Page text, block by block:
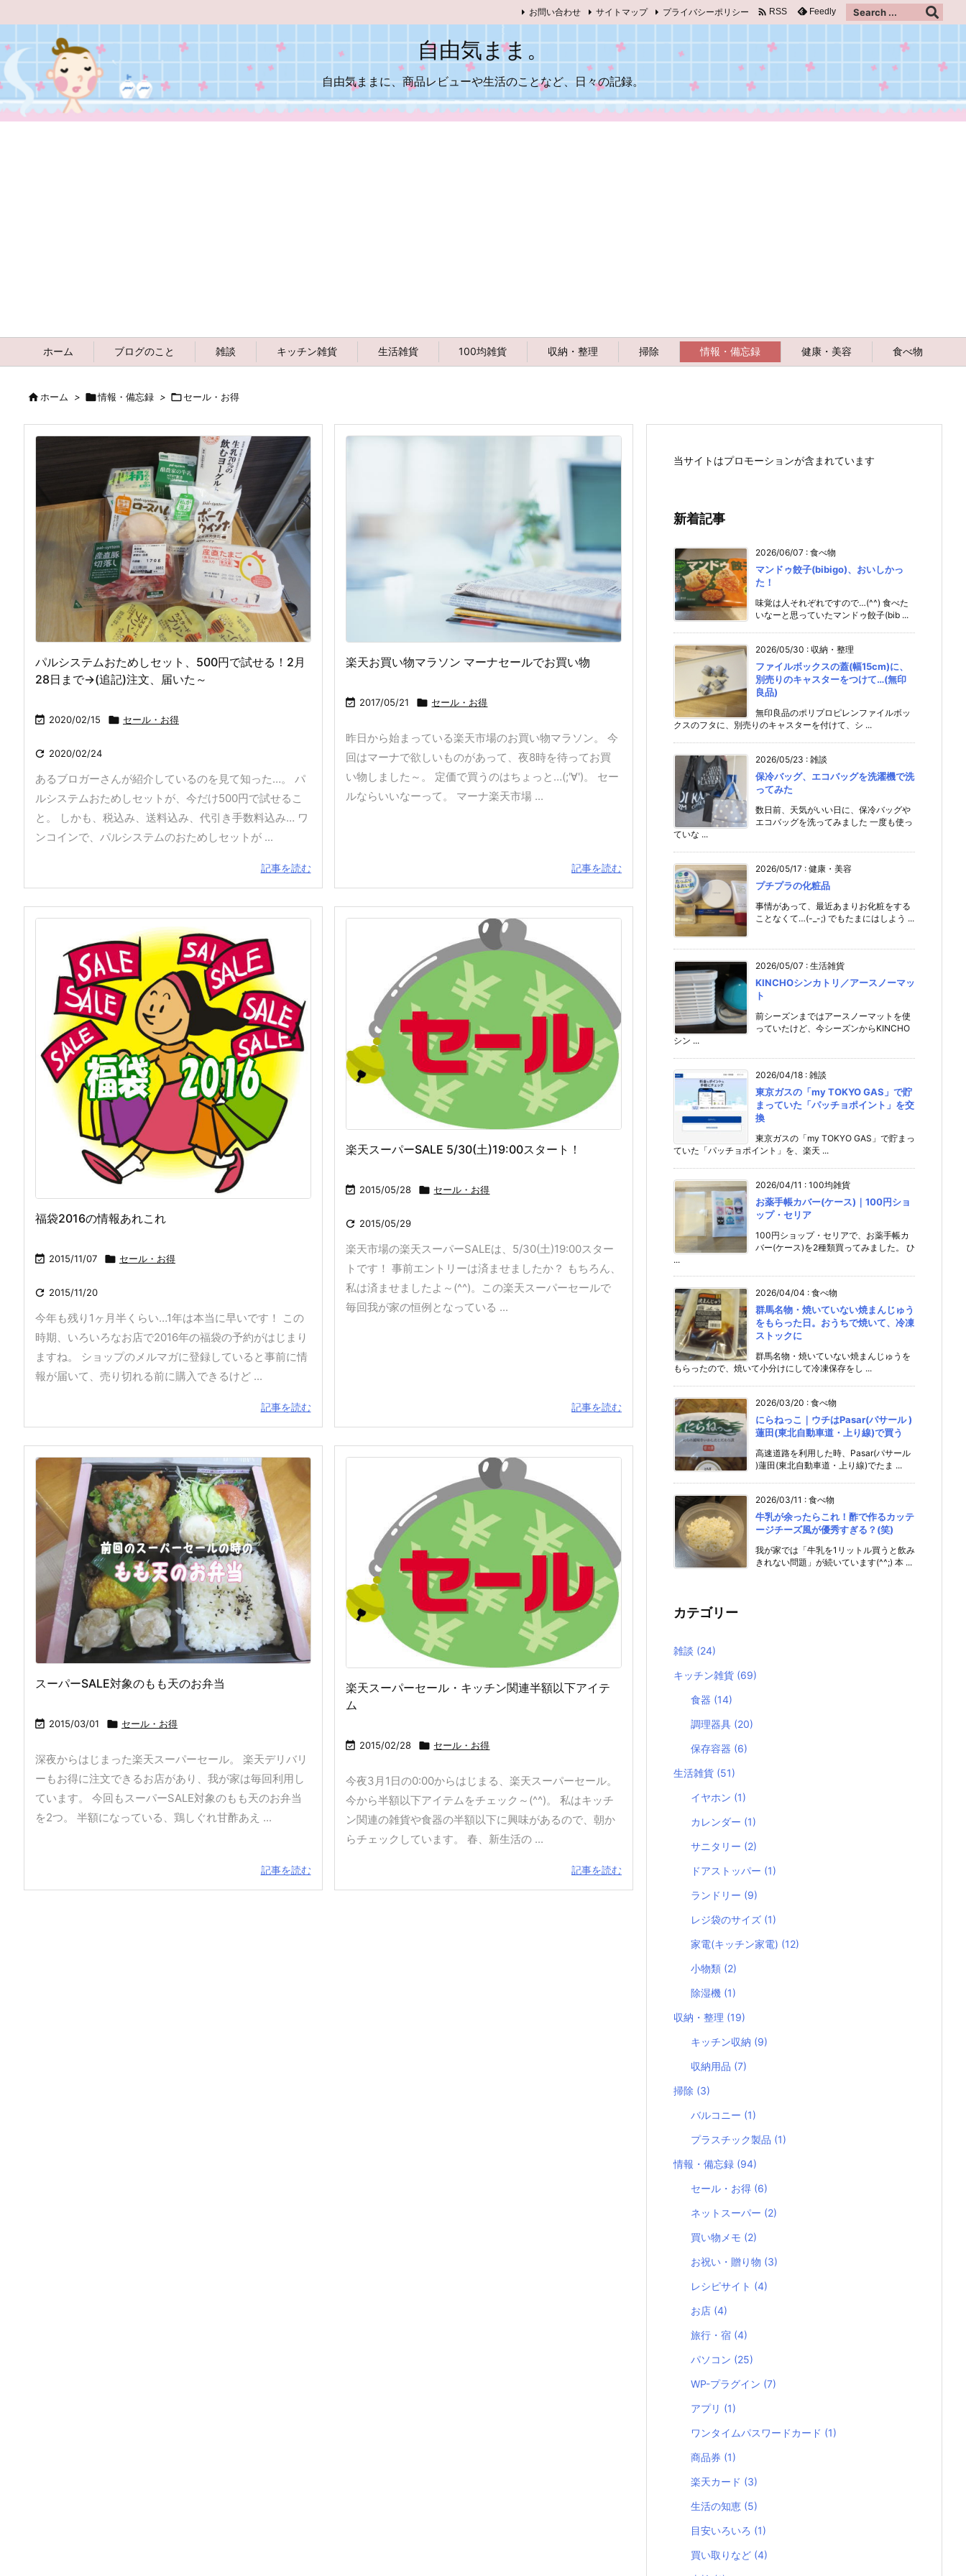
自由気まま。
自由気ままに、商品レビューや生活のことなど、日々の記録。
ホーム ブログのこと 雑談 キッチン雑貨 生活雑貨 100均雑貨 収納・整理 掃除 情報・備忘録 健康・美容 食べ物
お問い合わせ サイトマップ プライバシーポリシー  RSS Feedly
ホーム > 情報・備忘録 > セール・お得
パルシステムおためしセット、500円で試せる！2月
28日まで→(追記)注文、届いた～
 2020/02/15  セール・お得
 2020/02/24
あるブロガーさんが紹介しているのを見て知った…。 パ
ルシステムおためしセットが、今だけ500円で試せるこ
と。 しかも、税込み、送料込み、代引き手数料込み… ワ
ンコインで、パルシステムのおためしセットが ...
記事を読む
楽天お買い物マラソン マーナセールでお買い物
 2017/05/21  セール・お得
昨日から始まっている楽天市場のお買い物マラソン。 今
回はマーナで欲しいものがあって、夜8時を待ってお買
い物しました～。 定価で買うのはちょっと…(;'∀')。 セー
ルならいいなーって。 マーナ楽天市場 ...
記事を読む
福袋2016の情報あれこれ
 2015/11/07  セール・お得
 2015/11/20
今年も残り1ヶ月半くらい…1年は本当に早いです！ この
時期、いろいろなお店で2016年の福袋の予約がはじまり
ますね。 ショップのメルマガに登録していると事前に情
報が届いて、売り切れる前に購入できるけど ...
記事を読む
楽天スーパーSALE 5/30(土)19:00スタート！
 2015/05/28  セール・お得
 2015/05/29
楽天市場の楽天スーパーSALEは、5/30(土)19:00スター
トです！ 事前エントリーは済ませましたか？ もちろん、
私は済ませましたよ～(^^)。この楽天スーパーセールで
毎回我が家の恒例となっている ...
記事を読む
スーパーSALE対象のもも天のお弁当
 2015/03/01  セール・お得
深夜からはじまった楽天スーパーセール。 楽天デリバリ
ーもお得に注文できるお店があり、我が家は毎回利用し
ています。 今回もスーパーSALE対象のもも天のお弁当
を2つ。 半額になっている、鶏しぐれ甘酢あえ ...
記事を読む
楽天スーパーセール・キッチン関連半額以下アイテ
ム
 2015/02/28  セール・お得
今夜3月1日の0:00からはじまる、楽天スーパーセール。
今から半額以下アイテムをチェック～(^^)。 私はキッチ
ン関連の雑貨や食器の半額以下に興味があるので、朝か
らチェックしています。 春、新生活の ...
記事を読む
当サイトはプロモーションが含まれています
新着記事
2026/06/07 : 食べ物
マンドゥ餃子(bibigo)、おいしかっ
た！
味覚は人それぞれですので…(^^) 食べた
いなーと思っていたマンドゥ餃子(bib ...
2026/05/30 : 収納・整理
ファイルボックスの蓋(幅15cm)に、
別売りのキャスターをつけて…(無印
良品)
無印良品のポリプロピレンファイルボッ
クスのフタに、別売りのキャスターを付けて、シ ...
2026/05/23 : 雑談
保冷バッグ、エコバッグを洗濯機で洗
ってみた
数日前、天気がいい日に、保冷バッグや
エコバッグを洗ってみました 一度も使っ
ていな ...
2026/05/17 : 健康・美容
プチプラの化粧品
事情があって、最近あまりお化粧をする
ことなくて…(-_-;) でもたまにはしよう ...
2026/05/07 : 生活雑貨
KINCHOシンカトリ／アースノーマッ
ト
前シーズンまではアースノーマットを使
っていたけど、今シーズンからKINCHO
シン ...
2026/04/18 : 雑談
東京ガスの「my TOKYO GAS」で貯
まっていた「パッチョポイント」を交
換
東京ガスの「my TOKYO GAS」で貯まっ
ていた「パッチョポイント」を、楽天 ...
2026/04/11 : 100均雑貨
お薬手帳カバー(ケース)｜100円ショ
ップ・セリア
100円ショップ・セリアで、お薬手帳カ
バー(ケース)を2種類買ってみました。 ひ
...
2026/04/04 : 食べ物
群馬名物・焼いていない焼まんじゅう
をもらった日。おうちで焼いて、冷凍
ストックに
群馬名物・焼いていない焼まんじゅうを
もらったので、焼いて小分けにして冷凍保存をし ...
2026/03/20 : 食べ物
にらねっこ｜ウチはPasar(パサール )
蓮田(東北自動車道・上り線)で買う
高速道路を利用した時、Pasar(パサール
)蓮田(東北自動車道・上り線)でたま ...
2026/03/11 : 食べ物
牛乳が余ったらこれ！酢で作るカッテ
ージチーズ風が優秀すぎる？(笑)
我が家では「牛乳を1リットル買うと飲み
きれない問題」が続いています(^^;) 本 ...
カテゴリー
雑談 (24)
キッチン雑貨 (69)
食器 (14)
調理器具 (20)
保存容器 (6)
生活雑貨 (51)
イヤホン (1)
カレンダー (1)
サニタリー (2)
ドアストッパー (1)
ランドリー (9)
レジ袋のサイズ (1)
家電(キッチン家電) (12)
小物類 (2)
除湿機 (1)
収納・整理 (19)
キッチン収納 (9)
収納用品 (7)
掃除 (3)
バルコニー (1)
プラスチック製品 (1)
情報・備忘録 (94)
セール・お得 (6)
ネットスーパー (2)
買い物メモ (2)
お祝い・贈り物 (3)
レシピサイト (4)
お店 (4)
旅行・宿 (4)
パソコン (25)
WP-プラグイン (7)
アプリ (1)
ワンタイムパスワードカード (1)
商品券 (1)
楽天カード (3)
生活の知恵 (5)
目安いろいろ (1)
買い取りなど (4)